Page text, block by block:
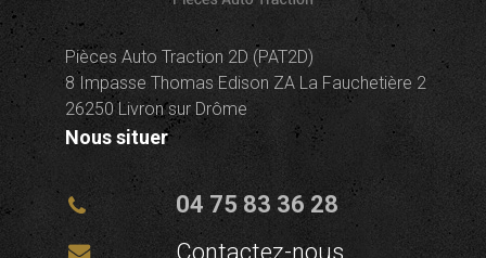
Pièces Auto Traction 2D (PAT2D)
8 Impasse Thomas Edison ZA La Fauchetière 2
26250 Livron sur Drôme
Nous situer
04 75 83 36 28
Contactez-nous